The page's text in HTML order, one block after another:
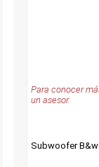
Para conocer
un asesor.
Subwoofer